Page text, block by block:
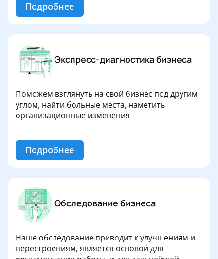
Подробнее
Экспресс-диагностика бизнеса
Поможем взглянуть на свой бизнес под другим
углом, найти больные места, наметить
организационные изменения
Подробнее
Обследование бизнеса
Наше обследование приводит к улучшениям и
перестроениям, является основой для